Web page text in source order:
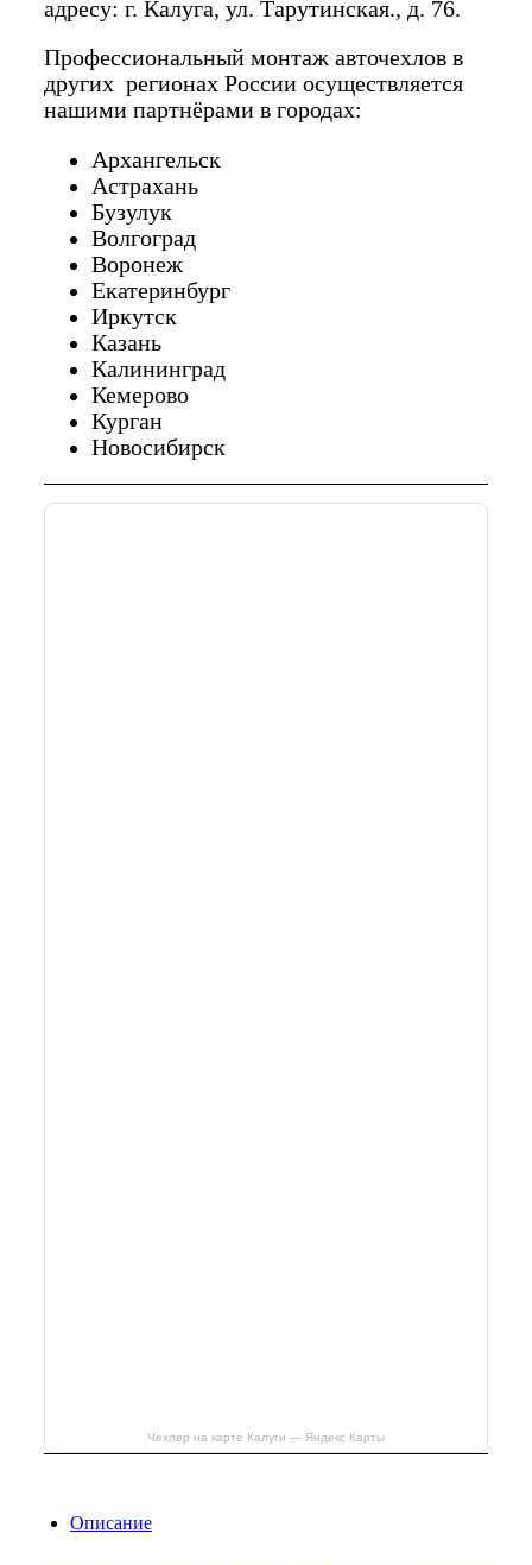
адресу: г. Калуга, ул. Тарутинская., д. 76.
Профессиональный монтаж авточехлов в
других регионах России осуществляется
нашими партнёрами в городах:
Архангельск
Астрахань
Бузулук
Волгоград
Воронеж
Екатеринбург
Иркутск
Казань
Калининград
Кемерово
Курган
Новосибирск
Чехлер на карте Калуги — Яндекс Карты
Описание